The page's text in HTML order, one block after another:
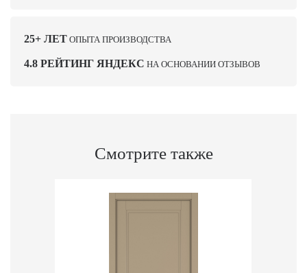
25+ ЛЕТ ОПЫТА ПРОИЗВОДСТВА
4.8 РЕЙТИНГ ЯНДЕКС НА ОСНОВАНИИ ОТЗЫВОВ
Смотрите также